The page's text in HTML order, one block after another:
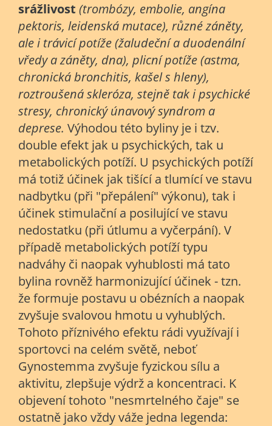
srážlivost (trombózy, embolie, angína
pektoris, leidenská mutace), různé záněty,
ale i trávicí potíže (žaludeční a duodenální
vředy a záněty, dna), plicní potíže (astma,
chronická bronchitis, kašel s hleny),
roztroušená skleróza, stejně tak i psychické
stresy, chronický únavový syndrom a
deprese. Výhodou této byliny je i tzv.
double efekt jak u psychických, tak u
metabolických potíží. U psychických potíží
má totiž účinek jak tišící a tlumící ve stavu
nadbytku (při "přepálení" výkonu), tak i
účinek stimulační a posilující ve stavu
nedostatku (při útlumu a vyčerpání). V
případě metabolických potíží typu
nadváhy či naopak vyhublosti má tato
bylina rovněž harmonizující účinek - tzn.
že formuje postavu u obézních a naopak
zvyšuje svalovou hmotu u vyhublých.
Tohoto příznivého efektu rádi využívají i
sportovci na celém světě, neboť
Gynostemma zvyšuje fyzickou sílu a
aktivitu, zlepšuje výdrž a koncentraci. K
objevení tohoto "nesmrtelného čaje" se
ostatně jako vždy váže jedna legenda: